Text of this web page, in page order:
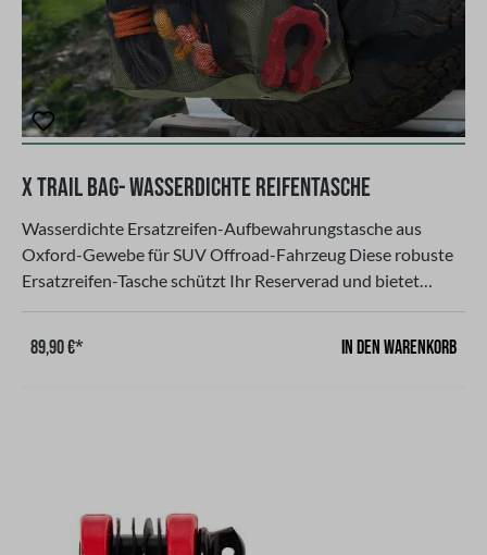
X Trail Bag- Wasserdichte Reifentasche
Wasserdichte Ersatzreifen-Aufbewahrungstasche aus
Oxford-Gewebe für SUV Offroad-Fahrzeug Diese robuste
Ersatzreifen-Tasche schützt Ihr Reserverad und bietet
PVC-Beschichtung und eignet sich ideal für SUVs,
ca. 28 Farbe: Grün (wird ohne Zubehör verkauft)Die Tasche
ist langlebig, wetterfest und eignet sich ideal zur
89,90 €* In den Warenkorb